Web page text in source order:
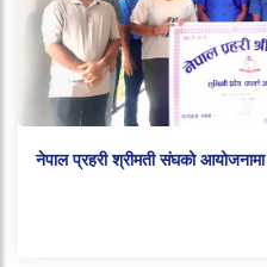
नेपाल प्रहरी श्रीमती संघको आयोजनामा